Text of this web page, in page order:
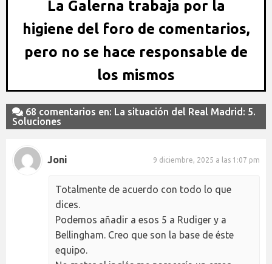
La Galerna trabaja por la
higiene del foro de comentarios,
pero no se hace responsable de
los mismos
68 comentarios en: La situación del Real Madrid: 5.
Soluciones
Joni 9 diciembre, 2025 a las 1:07 pm
Totalmente de acuerdo con todo lo que
dices.
Podemos añadir a esos 5 a Rudiger y a
Bellingham. Creo que son la base de éste
equipo.